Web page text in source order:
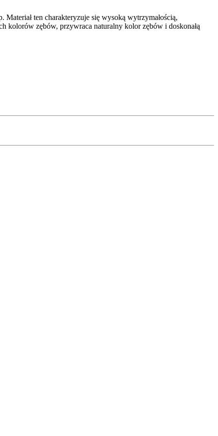
ten charakteryzuje się wysoką wytrzymałością,
kolorów zębów, przywraca naturalny kolor zębów i doskonałą